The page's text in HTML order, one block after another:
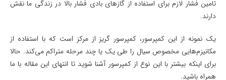
تامین فشار لازم برای استفاده از گازهای بادی فشار بالا در زندگی‌ ما نقش
دارند.
یک نمونه از این کمپرسور، کمپرسور گریز از مرکز است که با استفاده از
مکانیزم‌هایی مخصوص سیال را طی یک یا چند مرحله متراکم می‌کند. حالا
برای اینکه بیشتر با این نوع از کمپرسور آشنا شوید تا انتهای این مقاله با ما
همراه باشید.